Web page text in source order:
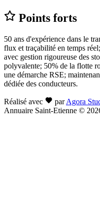
Points forts
50 ans d'expérience dans le
flux et traçabilité en temps
avec gestion rigoureuse des
polyvalente; 50% de la flotte
une démarche RSE;
dédiée des conducteurs.
Réalisé avec par Agora
Annuaire Saint-Etienne ©